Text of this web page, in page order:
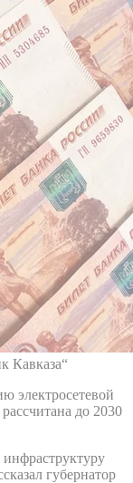
Кавказа“
электросетевой
до 2030
губернатор